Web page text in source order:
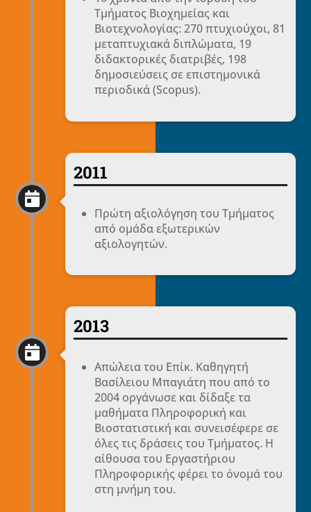
Τμήματος Βιοχημείας και
Βιοτεχνολογίας: 270 πτυχιούχοι, 81
μεταπτυχιακά διπλώματα, 19
διδακτορικές διατριβές, 198
δημοσιεύσεις σε επιστημονικά
περιοδικά (Scopus).

2011
Πρώτη αξιολόγηση του Τμήματος
από ομάδα εξωτερικών
αξιολογητών.

2013
Απώλεια του Επίκ. Καθηγητή
Βασίλειου Μπαγιάτη που από το
2004 οργάνωσε και δίδαξε τα
μαθήματα Πληροφορική και
Βιοστατιστική και συνεισέφερε σε
όλες τις δράσεις του Τμήματος. Η
αίθουσα του Εργαστήριου
Πληροφορικής φέρει το όνομά του
στη μνήμη του.